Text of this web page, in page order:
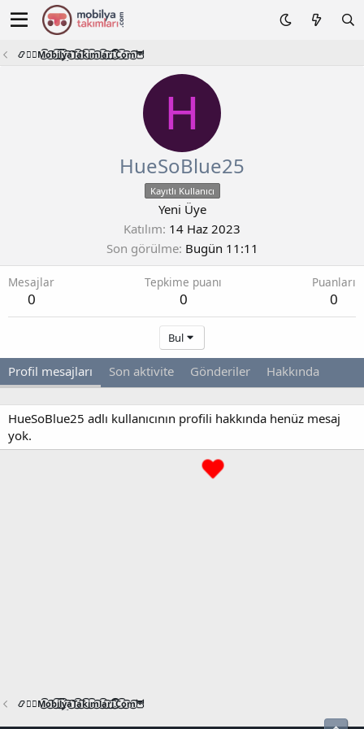
📿🧙‍♂️M͜͡o͜͡b͜͡i͜͡l͜͡y͜͡a͜͡T͜͡a͜͡k͜͡i͜͡m͜͡l͜͡a͜͡r͜͡i͜͡.͜͡C͜͡o͜͡m͜͡🦉
H
HueSoBlue25
Kayıtlı Kullanıcı
Yeni Üye
Katılım 14 Haz 2023
Son görülme Bugün 11:11
Mesajlar
0
Tepkime puanı
0
Puanları
0
Bul
Profil mesajları Son aktivite Gönderiler Hakkında
HueSoBlue25 adlı kullanıcının profili hakkında henüz mesaj
yok.
📿🧙‍♂️M͜͡o͜͡b͜͡i͜͡l͜͡y͜͡a͜͡T͜͡a͜͡k͜͡i͜͡m͜͡l͜͡a͜͡r͜͡i͜͡.͜͡C͜͡o͜͡m͜͡🦉